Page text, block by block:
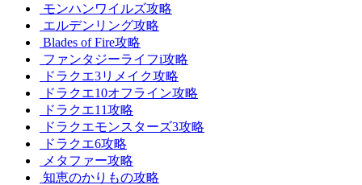
モンハンワイルズ攻略
エルデンリング攻略
Blades of Fire攻略
ファンタジーライフi攻略
ドラクエ3リメイク攻略
ドラクエ10オフライン攻略
ドラクエ11攻略
ドラクエモンスターズ3攻略
ドラクエ6攻略
メタファー攻略
知恵のかりもの攻略